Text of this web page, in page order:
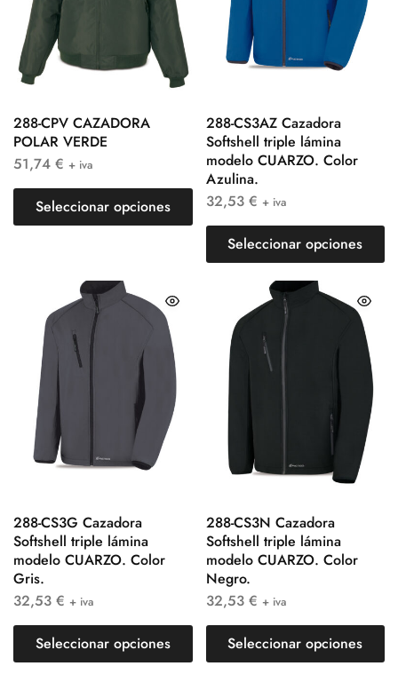
288-CPV CAZADORA
POLAR VERDE
51,74 € + iva
Seleccionar opciones
288-CS3AZ Cazadora
Softshell triple lámina
modelo CUARZO. Color
Azulina.
32,53 € + iva
Seleccionar opciones
288-CS3G Cazadora
Softshell triple lámina
modelo CUARZO. Color
Gris.
32,53 € + iva
Seleccionar opciones
288-CS3N Cazadora
Softshell triple lámina
modelo CUARZO. Color
Negro.
32,53 € + iva
Seleccionar opciones